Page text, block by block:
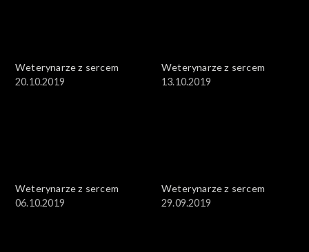
Weterynarze z sercem
20.10.2019
Weterynarze z sercem
13.10.2019
Weterynarze z sercem
06.10.2019
Weterynarze z sercem
29.09.2019